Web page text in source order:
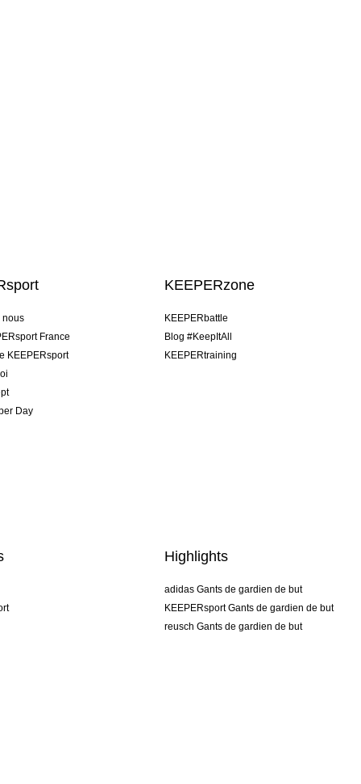
nous
France
KEEPERsport
Day
KEEPERzone
KEEPERbattle
Blog #KeepItAll
KEEPERtraining
Highlights
adidas Gants de gardien de but
KEEPERsport Gants de gardien de but
reusch Gants de gardien de but